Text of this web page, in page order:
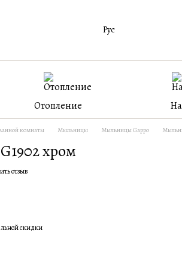
Рус
Отопление
комнаты Мыльницы Мыльницы Gappo
хром
отзыв
скидки